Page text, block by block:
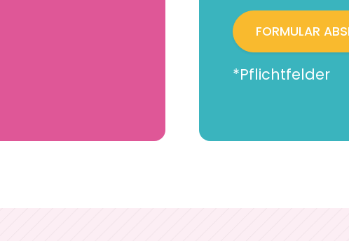
FORMULAR
*Pflichtfelder